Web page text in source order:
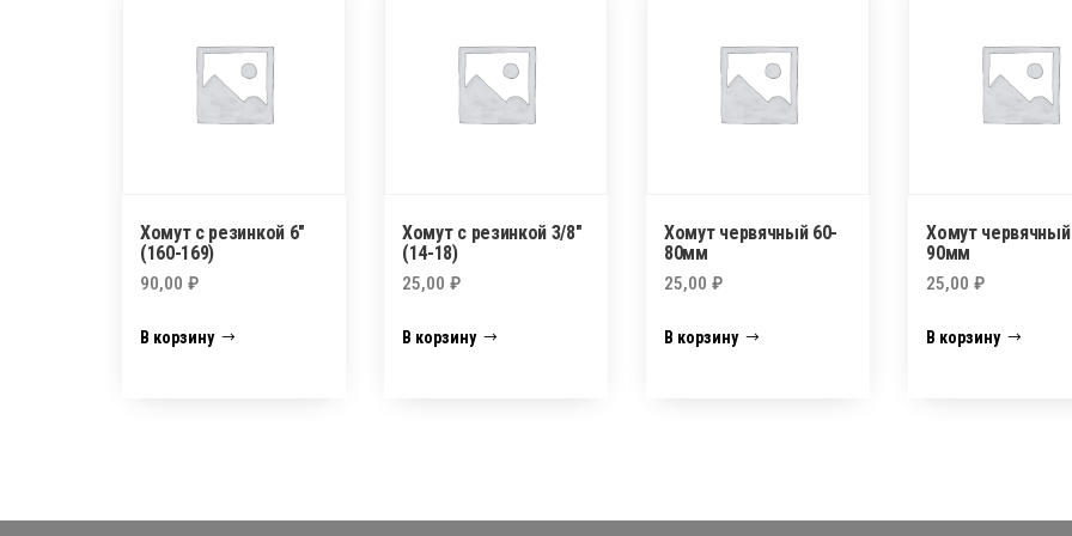
Хомут с резинкой 6″
(160-169)
90,00 ₽
В корзину
Хомут с резинкой 3/8″
(14-18)
25,00₽
В корзину
Хомут червячный 60-
80мм
25,00₽
В корзину
Хомут
90мм
25,00₽
В корзину